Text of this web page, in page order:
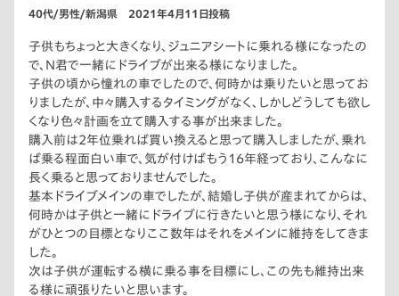
40代/男性/新潟県 2021年4月11日投稿
子供もちょっと大きくなり、ジュニアシートに乗れる様になったの
で、N君で一緒にドライブが出来る様になりました。
子供の頃から憧れの車でしたので、何時かは乗りたいと思ってお
りましたが、中々購入するタイミングがなく、しかしどうしても欲し
くなり色々計画を立て購入する事が出来ました。
購入前は2年位乗れば買い換えると思って購入しましたが、乗れ
ば乗る程面白い車で、気が付けばもう16年経っており、こんなに
長く乗ると思っておりませんでした。
基本ドライブメインの車でしたが、結婚し子供が産まれてからは、
何時かは子供と一緒にドライブに行きたいと思う様になり、それ
がひとつの目標となりここ数年はそれをメインに維持をしてきま
した。
次は子供が運転する横に乗る事を目標にし、この先も維持出来
る様に頑張りたいと思います。